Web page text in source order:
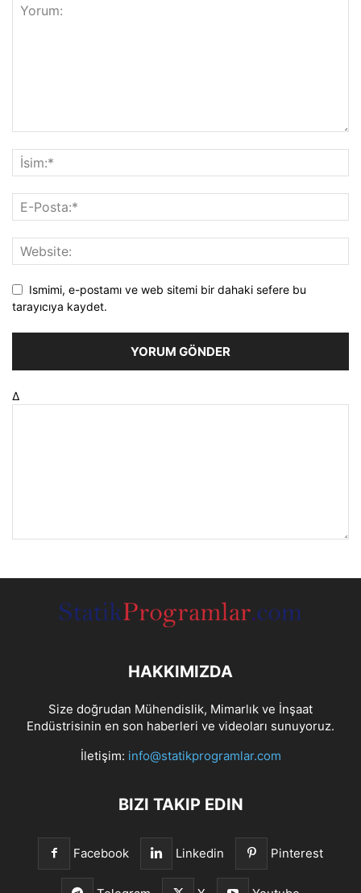
Ismimi, e-postamı ve web sitemi bir dahaki sefere bu
tarayıcıya kaydet.
Δ
HAKKIMIZDA
Size doğrudan Mühendislik, Mimarlık ve İnşaat
Endüstrisinin en son haberleri ve videoları sunuyoruz.
İletişim: info@statikprogramlar.com
BIZI TAKIP EDIN
Facebook Linkedin Pinterest